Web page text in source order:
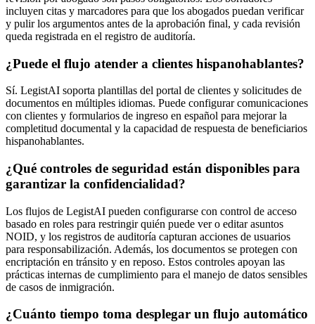
incluyen citas y marcadores para que los abogados puedan verificar
y pulir los argumentos antes de la aprobación final, y cada revisión
queda registrada en el registro de auditoría.
¿Puede el flujo atender a clientes hispanohablantes?
Sí. LegistAI soporta plantillas del portal de clientes y solicitudes de
documentos en múltiples idiomas. Puede configurar comunicaciones
con clientes y formularios de ingreso en español para mejorar la
completitud documental y la capacidad de respuesta de beneficiarios
hispanohablantes.
¿Qué controles de seguridad están disponibles para
garantizar la confidencialidad?
Los flujos de LegistAI pueden configurarse con control de acceso
basado en roles para restringir quién puede ver o editar asuntos
NOID, y los registros de auditoría capturan acciones de usuarios
para responsabilización. Además, los documentos se protegen con
encriptación en tránsito y en reposo. Estos controles apoyan las
prácticas internas de cumplimiento para el manejo de datos sensibles
de casos de inmigración.
¿Cuánto tiempo toma desplegar un flujo automático